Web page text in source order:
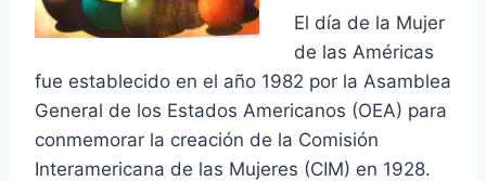
El día de la Mujer
de las Américas
fue establecido en el año 1982 por la Asamblea
General de los Estados Americanos (OEA) para
conmemorar la creación de la Comisión
Interamericana de las Mujeres (CIM) en 1928.